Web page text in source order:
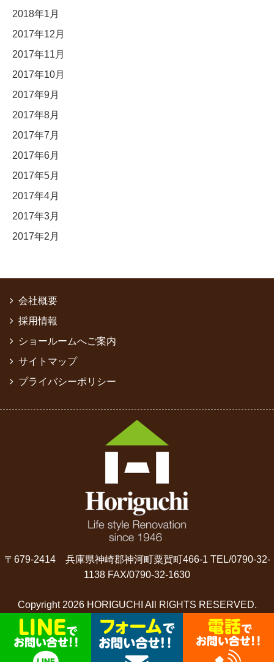
2018年1月
2017年12月
2017年11月
2017年10月
2017年9月
2017年8月
2017年7月
2017年6月
2017年5月
2017年4月
2017年3月
2017年2月
会社概要
採用情報
ショールームへご案内
サイトマップ
プライバシーポリシー
〒679-2414 兵庫県神崎郡神河町粟賀町466-1 TEL/0790-32-
1138 FAX/0790-32-1630
Copyright 2026 HORIGUCHI All RIGHTS RESERVED.